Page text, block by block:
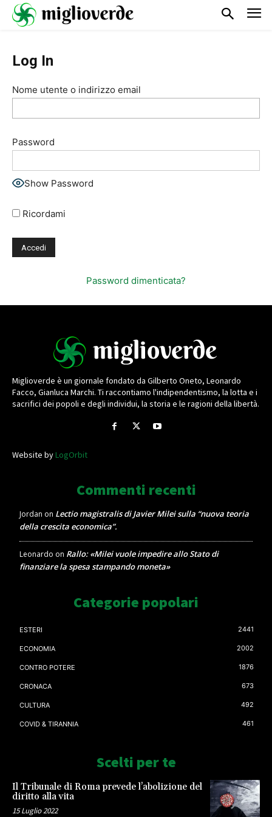
Log In
Nome utente o indirizzo email
Password
Show Password
Ricordami
Password dimenticata?
Miglioverde è un giornale fondato da Gilberto Oneto, Leonardo
Facco, Gianluca Marchi. Ti raccontiamo l'indipendentismo, la lotta e i
sacrifici dei popoli e degli individui, la storia e le ragioni della libertà.
Website byLogOrbit
Commenti recenti
Jordan on Lectio magistralis di Javier Milei sulla “nuova teoria
della crescita economica”.
Leonardo on Rallo: «Milei vuole impedire allo Stato di
finanziare la spesa stampando moneta»
Categorie popolari
ESTERI 2441
ECONOMIA 2002
CONTRO POTERE 1876
CRONACA 673
CULTURA 492
COVID & TIRANNIA 461
Scelti per te
Il Tribunale di Roma prevede l’abolizione del
diritto alla vita
15 Luglio 2022